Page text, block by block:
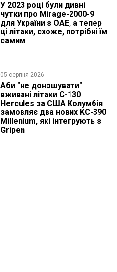
У 2023 році були дивні
чутки про Mirage-2000-9
для України з ОАЕ, а тепер
ці літаки, схоже, потрібні їм
самим
05 серпня 2026
Аби "не доношувати"
вживані літаки C-130
Hercules за США Колумбія
замовляє два нових KC-390
Millenium, які інтегрують з
Gripen